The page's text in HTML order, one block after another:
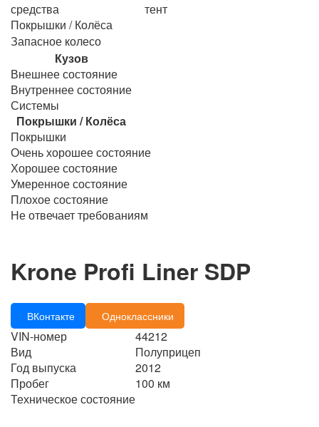
средства
тент
Покрышки / Колёса
Запасное колесо
Кузов
Внешнее состояние
Внутреннее состояние
Системы
Покрышки / Колёса
Покрышки
Очень хорошее состояние
Хорошее состояние
Умеренное состояние
Плохое состояние
Не отвечает требованиям
Krone Profi Liner SDP
ВКонтакте Одноклассники
VIN-номер
44212
Вид
Полуприцеп
Год выпуска
2012
Пробег
100 км
Техническое состояние